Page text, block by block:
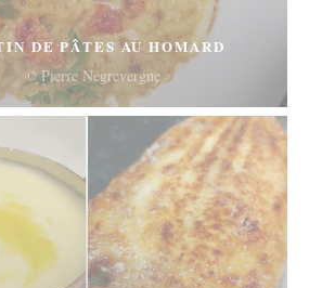
DE PÂTES AU HOMARD
© Pierre Négrevergne